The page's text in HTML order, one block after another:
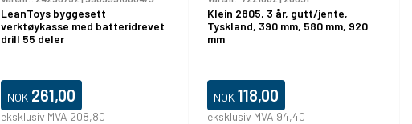
LeanToys byggesett
verktøykasse med batteridrevet
drill 55 deler
NOK 261,00
eksklusiv MVA 208,80
Klein 2805, 3 år, gutt/jente,
Tyskland, 390 mm, 580 mm, 920
mm
NOK 118,00
eksklusiv MVA 94,40